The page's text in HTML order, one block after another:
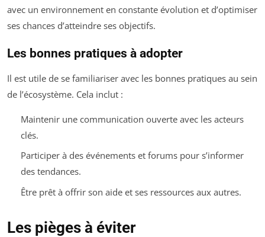
avec un environnement en constante évolution et d’optimiser
ses chances d’atteindre ses objectifs.
Les bonnes pratiques à adopter
Il est utile de se familiariser avec les bonnes pratiques au sein
de l’écosystème. Cela inclut :
Maintenir une communication ouverte avec les acteurs
clés.
Participer à des événements et forums pour s’informer
des tendances.
Être prêt à offrir son aide et ses ressources aux autres.
Les pièges à éviter